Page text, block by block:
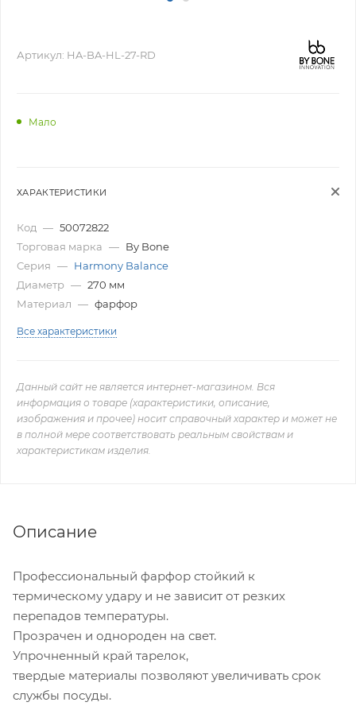
Артикул: HA-BA-HL-27-RD
Мало
ХАРАКТЕРИСТИКИ
Код — 50072822
Торговая марка — By Bone
Серия — Harmony Balance
Диаметр — 270 мм
Материал — фарфор
Все характеристики
Данный сайт не является интернет-магазином. Вся
информация о товаре (характеристики, описание,
изображения и прочее) носит справочный характер и может не
в полной мере соответствовать реальным свойствам и
характеристикам изделия.
Описание
Профессиональный фарфор стойкий к
термическому удару и не зависит от резких
перепадов температуры.
Прозрачен и однороден на свет.
Упрочненный край тарелок,
твердые материалы позволяют увеличивать срок
службы посуды.